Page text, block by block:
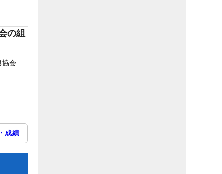
の組
協会
成績